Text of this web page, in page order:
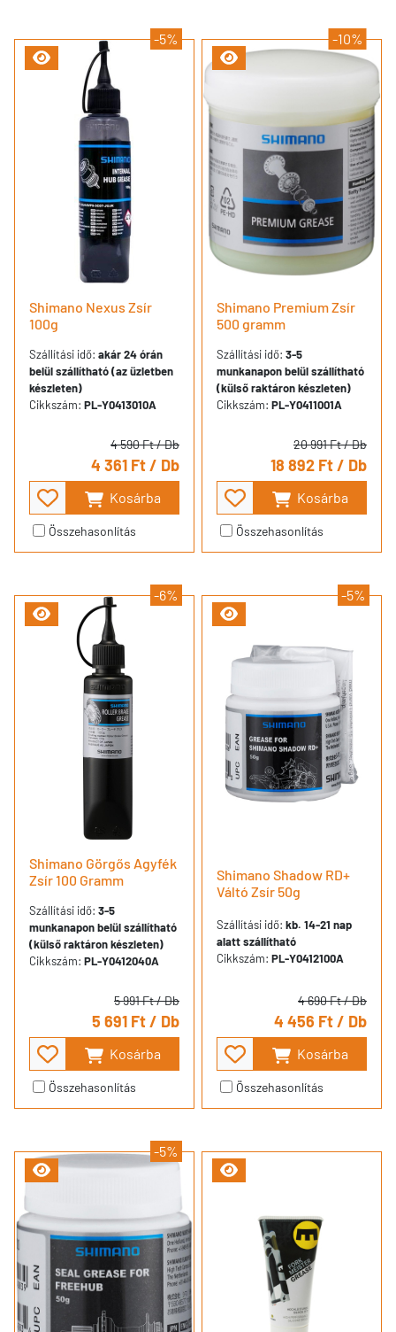
-5%
Shimano Nexus Zsír
100g
Szállítási idő: akár 24 órán
belül szállítható (az üzletben
készleten)
Cikkszám: PL-Y0413010A
4 590 Ft/ Db
4 361 Ft/ Db
Kosárba
Összehasonlítás
-10%
Shimano Premium Zsír
500 gramm
Szállítási idő: 3-5
munkanapon belül szállítható
(külső raktáron készleten)
Cikkszám: PL-Y0411001A
20 991 Ft/ Db
18 892 Ft/ Db
Kosárba
Összehasonlítás
-6%
Shimano Görgős Agyfék
Zsír 100 Gramm
Szállítási idő: 3-5
munkanapon belül szállítható
(külső raktáron készleten)
Cikkszám: PL-Y0412040A
5 991 Ft/ Db
5 691 Ft/ Db
Kosárba
Összehasonlítás
-5%
Shimano Shadow RD+
Váltó Zsír 50g
Szállítási idő: kb. 14-21 nap
alatt szállítható
Cikkszám: PL-Y0412100A
4 690 Ft/ Db
4 456 Ft/ Db
Kosárba
Összehasonlítás
-5%